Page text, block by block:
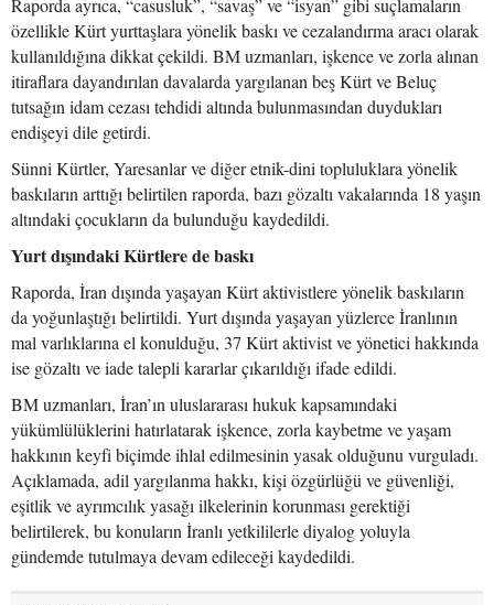
Raporda ayrıca, “casusluk”, “savaş” ve “isyan” gibi suçlamaların
özellikle Kürt yurttaşlara yönelik baskı ve cezalandırma aracı olarak
kullanıldığına dikkat çekildi. BM uzmanları, işkence ve zorla alınan
itiraflara dayandırılan davalarda yargılanan beş Kürt ve Beluç
tutsağın idam cezası tehdidi altında bulunmasından duydukları
endişeyi dile getirdi.
Sünni Kürtler, Yaresanlar ve diğer etnik-dini topluluklara yönelik
baskıların arttığı belirtilen raporda, bazı gözaltı vakalarında 18 yaşın
altındaki çocukların da bulunduğu kaydedildi.
Yurt dışındaki Kürtlere de baskı
Raporda, İran dışında yaşayan Kürt aktivistlere yönelik baskıların
da yoğunlaştığı belirtildi. Yurt dışında yaşayan yüzlerce İranlının
mal varlıklarına el konulduğu, 37 Kürt aktivist ve yönetici hakkında
ise gözaltı ve iade talepli kararlar çıkarıldığı ifade edildi.
BM uzmanları, İran’ın uluslararası hukuk kapsamındaki
yükümlülüklerini hatırlatarak işkence, zorla kaybetme ve yaşam
hakkının keyfi biçimde ihlal edilmesinin yasak olduğunu vurguladı.
Açıklamada, adil yargılanma hakkı, kişi özgürlüğü ve güvenliği,
eşitlik ve ayrımcılık yasağı ilkelerinin korunması gerektiği
belirtilerek, bu konuların İranlı yetkililerle diyalog yoluyla
gündemde tutulmaya devam edileceği kaydedildi.